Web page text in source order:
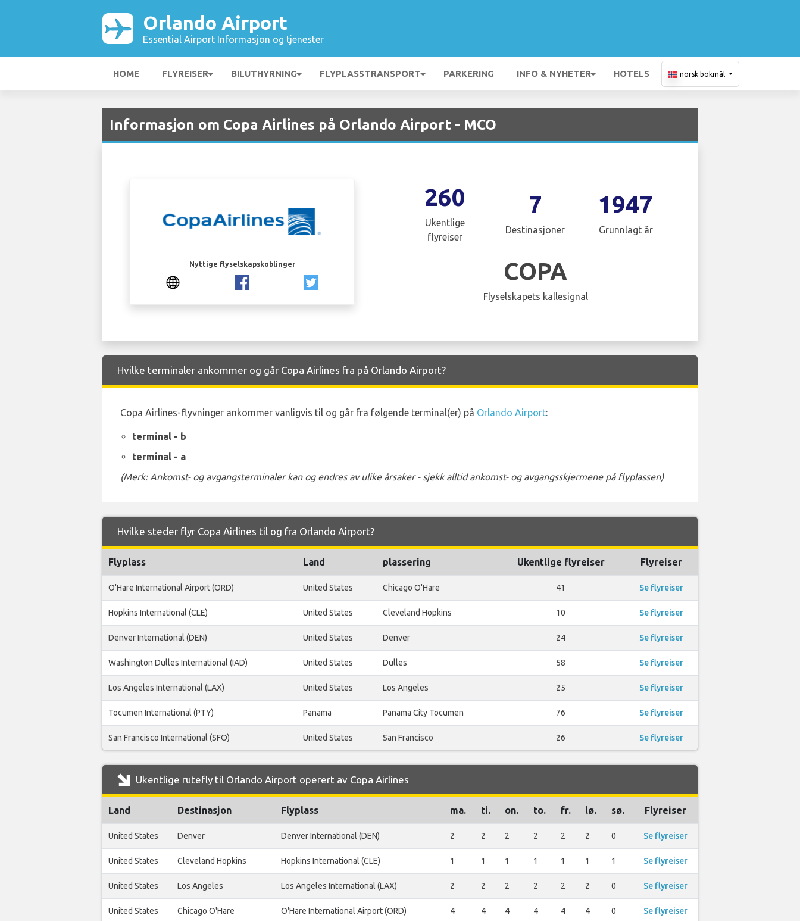
Orlando Airport
Essential Airport Informasjon og tjenester
HOME FLYREISER BILUTHYRNING FLYPLASSTRANSPORT PARKERING INFO & NYHETER HOTELS norsk bokmål
Informasjon om Copa Airlines på Orlando Airport - MCO
Nyttige flyselskapskoblinger
260
Ukentlige
flyreiser
7
Destinasjoner
1947
Grunnlagt år
COPA
Flyselskapets kallesignal
Hvilke terminaler ankommer og går Copa Airlines fra på Orlando Airport?
Copa Airlines-flyvninger ankommer vanligvis til og går fra følgende terminal(er) på Orlando Airport:
terminal - b
terminal - a
(Merk: Ankomst- og avgangsterminaler kan og endres av ulike årsaker - sjekk alltid ankomst- og avgangsskjermene på flyplassen)
Hvilke steder flyr Copa Airlines til og fra Orlando Airport?
Flyplass Land plassering Ukentlige flyreiser Flyreiser
O'Hare International Airport (ORD) United States Chicago O'Hare 41 Se flyreiser
Hopkins International (CLE) United States Cleveland Hopkins 10 Se flyreiser
Denver International (DEN) United States Denver 24 Se flyreiser
Washington Dulles International (IAD) United States Dulles 58 Se flyreiser
Los Angeles International (LAX) United States Los Angeles 25 Se flyreiser
Tocumen International (PTY) Panama Panama City Tocumen 76 Se flyreiser
San Francisco International (SFO) United States San Francisco 26 Se flyreiser
Ukentlige rutefly til Orlando Airport operert av Copa Airlines
Land Destinasjon Flyplass ma. ti. on. to. fr. lø. sø. Flyreiser
United States Denver Denver International (DEN) 2 2 2 2 2 2 0 Se flyreiser
United States Cleveland Hopkins Hopkins International (CLE) 1 1 1 1 1 1 1 Se flyreiser
United States Los Angeles Los Angeles International (LAX) 2 2 2 2 2 2 0 Se flyreiser
United States Chicago O'Hare O'Hare International Airport (ORD) 4 4 4 4 4 4 0 Se flyreiser